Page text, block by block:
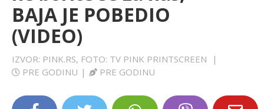
BAJA JE POBEDIO
(VIDEO)
IZVOR: PINK.RS, FOTO: TV PINK PRINTSCREEN
|
PRE GODINU | PRE GODINU